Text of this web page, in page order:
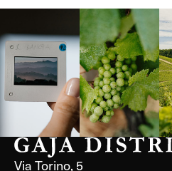
Borgogna,
Francia
Via Torino, 5